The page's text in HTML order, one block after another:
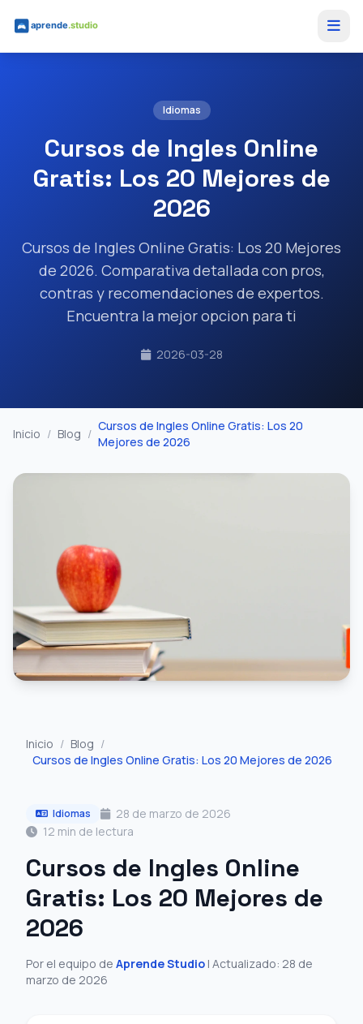
Idiomas
Cursos de Ingles Online
Gratis: Los 20 Mejores de
2026
Cursos de Ingles Online Gratis: Los 20 Mejores
de 2026. Comparativa detallada con pros,
contras y recomendaciones de expertos.
Encuentra la mejor opcion para ti
2026-03-28
Inicio / Blog /
Cursos de Ingles Online Gratis: Los 20
Mejores de 2026
Inicio / Blog /
Cursos de Ingles Online Gratis: Los 20 Mejores de 2026
Idiomas
28 de marzo de 2026
12 min de lectura
Cursos de Ingles Online
Gratis: Los 20 Mejores de
2026
Por el equipo de Aprende Studio | Actualizado: 28 de
marzo de 2026